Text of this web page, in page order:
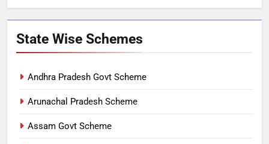
State Wise Schemes
Andhra Pradesh Govt Scheme
Arunachal Pradesh Scheme
Assam Govt Scheme